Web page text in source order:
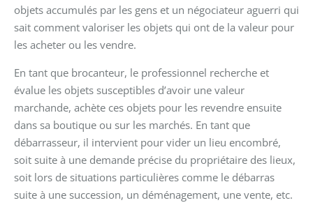
objets accumulés par les gens et un négociateur aguerri qui
sait comment valoriser les objets qui ont de la valeur pour
les acheter ou les vendre.
En tant que brocanteur, le professionnel recherche et
évalue les objets susceptibles d’avoir une valeur
marchande, achète ces objets pour les revendre ensuite
dans sa boutique ou sur les marchés. En tant que
débarrasseur, il intervient pour vider un lieu encombré,
soit suite à une demande précise du propriétaire des lieux,
soit lors de situations particulières comme le débarras
suite à une succession, un déménagement, une vente, etc.